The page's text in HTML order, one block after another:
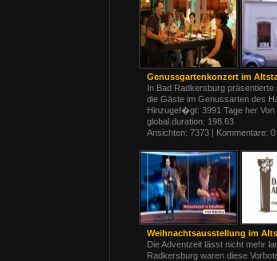
Genussgartenkonzert im
In Bad Radkersburg
die Gäste im Genussarten des
Hinzugef�gt: 3991 Tage her Von
global.duration: 198.63
Ansichten: 7373 | Kommentare: 0
Weihnachtsausstellung im
Die Adventzeit lässt nicht mehr
Radkersburg waren diese